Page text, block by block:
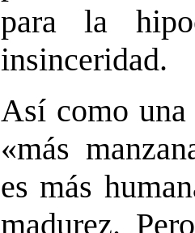
para la
insinceridad.
Así como una
«más
es más
madurez.